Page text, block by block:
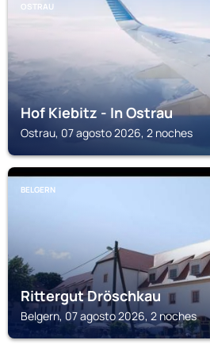
OSTRAU
Hof Kiebitz - In Ostrau
Ostrau, 07 agosto 2026, 2 noches
BELGERN
Rittergut Dröschkau
Belgern, 07 agosto 2026, 2 noches